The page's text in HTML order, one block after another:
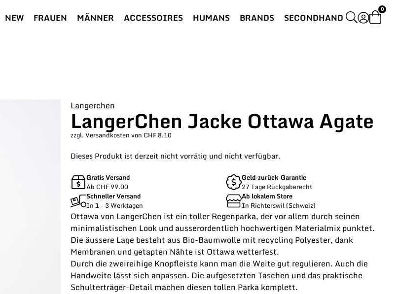
NEW FRAUEN MÄNNER ACCESSOIRES HUMANS BRANDS SECONDHAND
0
Langerchen
LangerChen Jacke Ottawa Agate
zzgl. Versandkosten von CHF 8.10
Dieses Produkt ist derzeit nicht vorrätig und nicht verfügbar.
Gratis Versand
Ab CHF 99.00
Geld-zurück-Garantie
27 Tage Rückgaberecht
Schneller Versand
In 1 - 3 Werktagen
Ab lokalem Store
In Richterswil (Schweiz)
Ottawa von LangerChen ist ein toller Regenparka, der vor allem durch seinen
minimalistischen Look und ausserordentlich hochwertigen Materialmix punktet.
Die äussere Lage besteht aus Bio-Baumwolle mit recycling Polyester, dank
Membranen und getapten Nähte ist Ottawa wetterfest.
Durch die zweireihige Knopfleiste kann man die Weite gut regulieren. Auch die
Handweite lässt sich anpassen. Die aufgesetzten Taschen und das praktische
Schulterträger-Detail machen diesen tollen Parka komplett.